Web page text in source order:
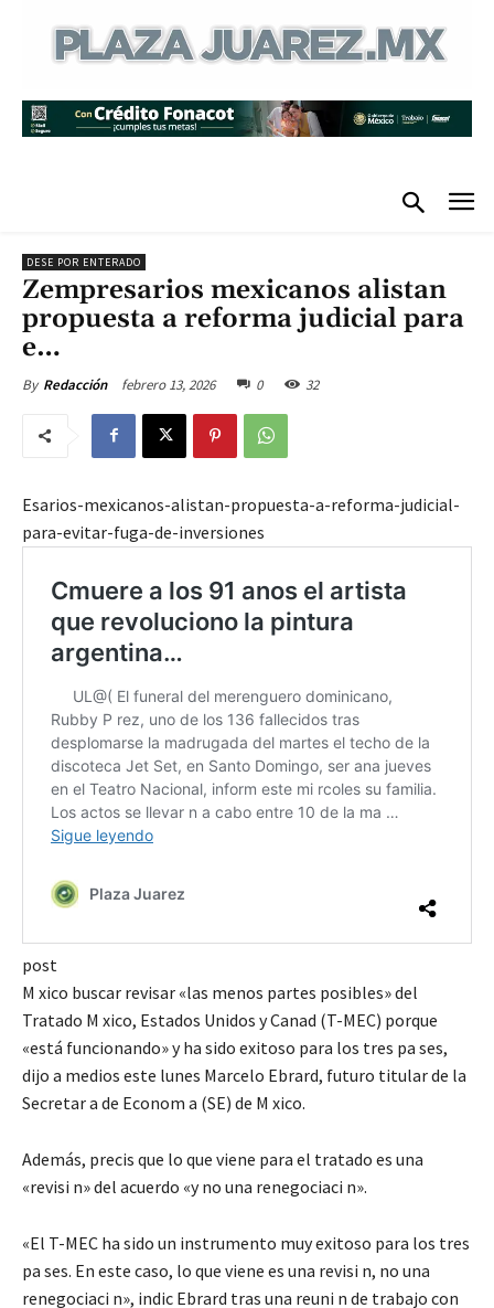
DESE POR ENTERADO
Zempresarios mexicanos alistan
propuesta a reforma judicial para
e…
By Redacción febrero 13, 2026 0 32
Esarios-mexicanos-alistan-propuesta-a-reforma-judicial-
para-evitar-fuga-de-inversiones
post
M xico buscar revisar «las menos partes posibles» del
Tratado M xico, Estados Unidos y Canad (T-MEC) porque
«está funcionando» y ha sido exitoso para los tres pa ses,
dijo a medios este lunes Marcelo Ebrard, futuro titular de la
Secretar a de Econom a (SE) de M xico.
Además, precis que lo que viene para el tratado es una
«revisi n» del acuerdo «y no una renegociaci n».
«El T-MEC ha sido un instrumento muy exitoso para los tres
pa ses. En este caso, lo que viene es una revisi n, no una
renegociaci n», indic Ebrard tras una reuni n de trabajo con